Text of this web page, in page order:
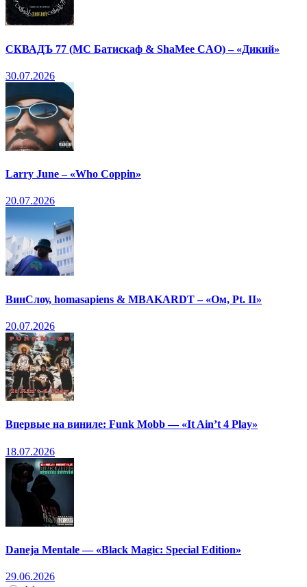
СКВАДЪ 77 (МС Батискаф & ShaMee CAO) – «Дикий»
30.07.2026
Larry June – «Who Coppin»
20.07.2026
ВинСлоу, homasapiens & MBAKARDT – «Ом, Pt. II»
20.07.2026
Впервые на виниле: Funk Mobb — «It Ain’t 4 Play»
18.07.2026
Daneja Mentale — «Black Magic: Special Edition»
29.06.2026